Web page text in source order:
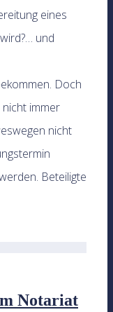
eines
und
Doch
immer
nicht
Beteiligte
Notariat